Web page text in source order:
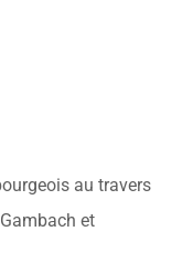
au travers
et